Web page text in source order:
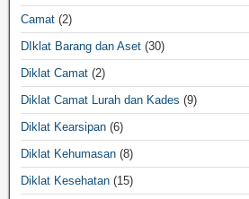
Camat (2)
DIklat Barang dan Aset (30)
Diklat Camat (2)
Diklat Camat Lurah dan Kades (9)
Diklat Kearsipan (6)
Diklat Kehumasan (8)
Diklat Kesehatan (15)